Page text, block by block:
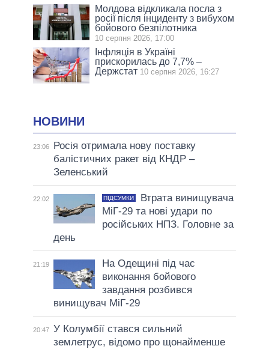
Молдова відкликала посла з
росії після інциденту з вибухом
бойового безпілотника
10 серпня 2026, 17:00
Інфляція в Україні
прискорилась до 7,7% –
Держстат 10 серпня 2026, 16:27
НОВИНИ
23:06
Росія отримала нову поставку
балістичних ракет від КНДР –
Зеленський
22:02 ПІДСУМКИ
Втрата винищувача
МіГ-29 та нові удари по
російських НПЗ. Головне за
день
21:19
На Одещині під час
виконання бойового
завдання розбився
винищувач МіГ-29
20:47 У Колумбії стався сильний
землетрус, відомо про щонайменше